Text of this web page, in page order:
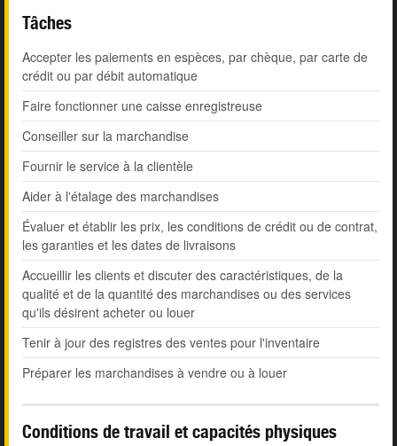
Tâches
Accepter les paiements en espèces, par chèque, par carte de
crédit ou par débit automatique
Faire fonctionner une caisse enregistreuse
Conseiller sur la marchandise
Fournir le service à la clientèle
Aider à l'étalage des marchandises
Évaluer et établir les prix, les conditions de crédit ou de contrat,
les garanties et les dates de livraisons
Accueillir les clients et discuter des caractéristiques, de la
qualité et de la quantité des marchandises ou des services
qu'ils désirent acheter ou louer
Tenir à jour des registres des ventes pour l'inventaire
Préparer les marchandises à vendre ou à louer
Conditions de travail et capacités physiques